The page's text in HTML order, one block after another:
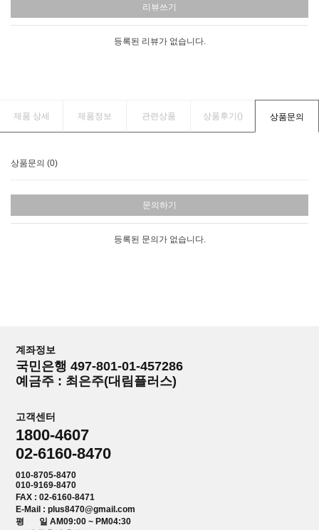
리뷰쓰기
등록된 리뷰가 없습니다.
제품 상세 제품정보 관련상품 상품후기() 상품문의
상품문의 (0)
문의하기
등록된 문의가 없습니다.
계좌정보
국민은행 497-801-01-457286
예금주 : 최은주(대림플러스)
고객센터
1800-4607
02-6160-8470
010-8705-8470
010-9169-8470
FAX : 02-6160-8471
E-Mail : plus8470@gmail.com
평 일 AM09:00 ~ PM04:30